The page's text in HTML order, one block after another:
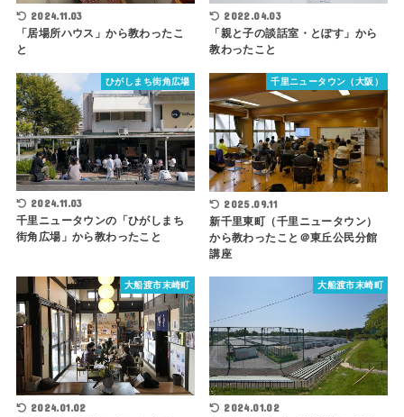
2024.11.03
「居場所ハウス」から教わったこ
と
2022.04.03
「親と子の談話室・とぽす」から
教わったこと
ひがしまち街角広場
2024.11.03
千里ニュータウンの「ひがしまち
街角広場」から教わったこと
千里ニュータウン（大阪）
2025.09.11
新千里東町（千里ニュータウン）
から教わったこと＠東丘公民分館
講座
大船渡市末崎町
2024.01.02
大船渡市末崎町
2024.01.02